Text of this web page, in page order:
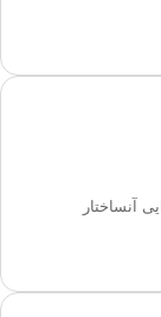
آنساختار